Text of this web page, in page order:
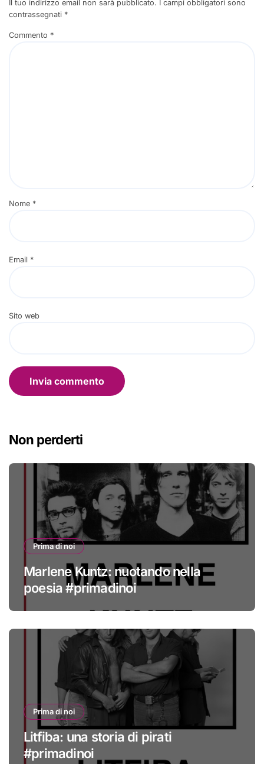
Il tuo indirizzo email non sarà pubblicato.
I campi obbligatori sono
contrassegnati *
Commento *
Nome *
Email *
Sito web
Non perderti
Prima di noi
Marlene Kuntz: nuotando nella
poesia #primadinoi
Prima di noi
Litfiba: una storia di pirati
#primadinoi